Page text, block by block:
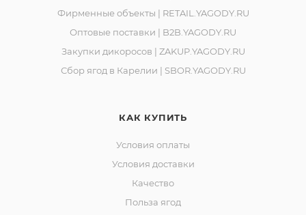
Фирменные объекты | RETAIL.YAGODY.RU
Оптовые поставки | B2B.YAGODY.RU
Закупки дикоросов | ZAKUP.YAGODY.RU
Сбор ягод в Карелии | SBOR.YAGODY.RU
КАК КУПИТЬ
Условия оплаты
Условия доставки
Качество
Польза ягод